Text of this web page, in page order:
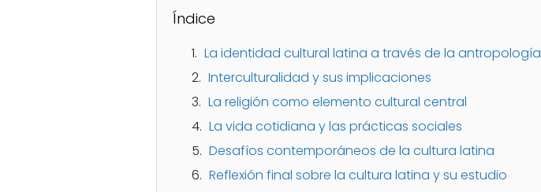
Índice
La identidad cultural latina a través de la antropología
Interculturalidad y sus implicaciones
La religión como elemento cultural central
La vida cotidiana y las prácticas sociales
Desafíos contemporáneos de la cultura latina
Reflexión final sobre la cultura latina y su estudio